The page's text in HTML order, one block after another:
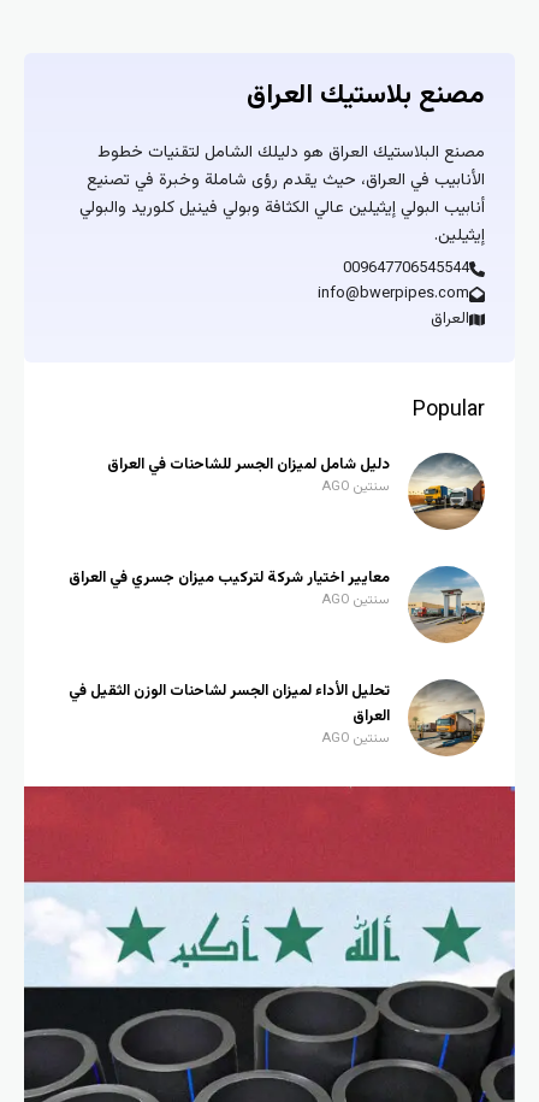
مصنع بلاستيك العراق
مصنع البلاستيك العراق هو دليلك الشامل لتقنيات خطوط
الأنابيب في العراق، حيث يقدم رؤى شاملة وخبرة في تصنيع
أنابيب البولي إيثيلين عالي الكثافة وبولي فينيل كلوريد والبولي
إيثيلين.
009647706545544
info@bwerpipes.com
العراق
Popular
دليل شامل لميزان الجسر للشاحنات في العراق
سنتين AGO
معايير اختيار شركة لتركيب ميزان جسري في العراق
سنتين AGO
تحليل الأداء لميزان الجسر لشاحنات الوزن الثقيل في
العراق
سنتين AGO